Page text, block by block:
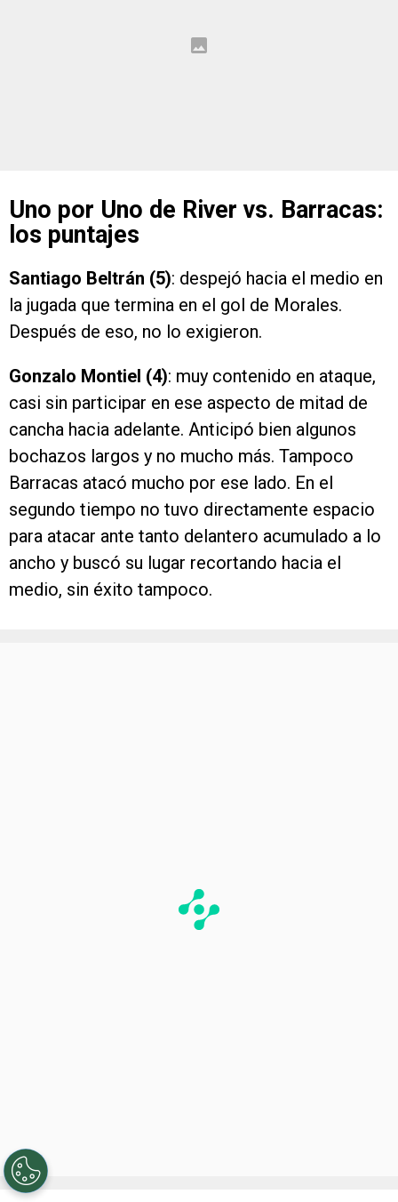
Uno por Uno de River vs. Barracas:
los puntajes
Santiago Beltrán (5): despejó hacia el medio en
la jugada que termina en el gol de Morales.
Después de eso, no lo exigieron.
Gonzalo Montiel (4): muy contenido en ataque,
casi sin participar en ese aspecto de mitad de
cancha hacia adelante. Anticipó bien algunos
bochazos largos y no mucho más. Tampoco
Barracas atacó mucho por ese lado. En el
segundo tiempo no tuvo directamente espacio
para atacar ante tanto delantero acumulado a lo
ancho y buscó su lugar recortando hacia el
medio, sin éxito tampoco.